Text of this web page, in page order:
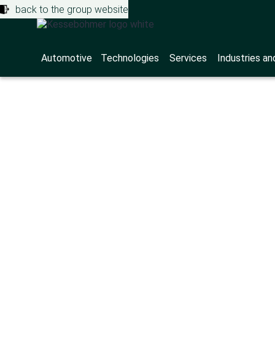
back to the group website
Automotive Technologies Services Industries